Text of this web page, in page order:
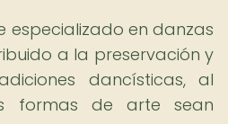
especializado en danzas
a la preservación y
dancísticas, al
formas de arte sean